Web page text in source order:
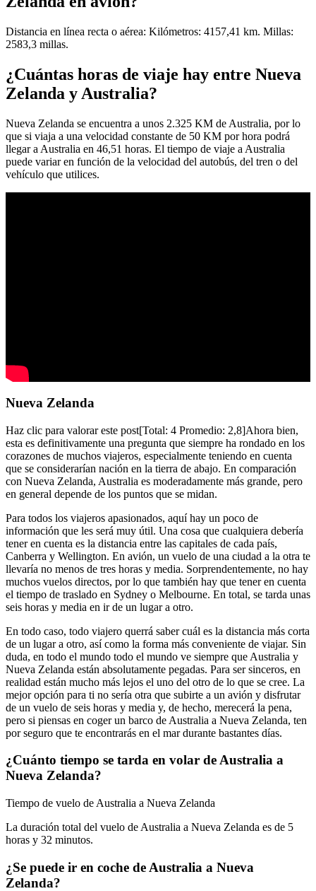
Distancia en línea recta o aérea: Kilómetros: 4157,41 km. Millas:
2583,3 millas.
¿Cuántas horas de viaje hay entre Nueva
Zelanda y Australia?
Nueva Zelanda se encuentra a unos 2.325 KM de Australia, por lo
que si viaja a una velocidad constante de 50 KM por hora podrá
llegar a Australia en 46,51 horas. El tiempo de viaje a Australia
puede variar en función de la velocidad del autobús, del tren o del
vehículo que utilices.
Nueva Zelanda
Haz clic para valorar este post[Total: 4 Promedio: 2,8]Ahora bien,
esta es definitivamente una pregunta que siempre ha rondado en los
corazones de muchos viajeros, especialmente teniendo en cuenta
que se considerarían nación en la tierra de abajo. En comparación
con Nueva Zelanda, Australia es moderadamente más grande, pero
en general depende de los puntos que se midan.
Para todos los viajeros apasionados, aquí hay un poco de
información que les será muy útil. Una cosa que cualquiera debería
tener en cuenta es la distancia entre las capitales de cada país,
Canberra y Wellington. En avión, un vuelo de una ciudad a la otra te
llevaría no menos de tres horas y media. Sorprendentemente, no hay
muchos vuelos directos, por lo que también hay que tener en cuenta
el tiempo de traslado en Sydney o Melbourne. En total, se tarda unas
seis horas y media en ir de un lugar a otro.
En todo caso, todo viajero querrá saber cuál es la distancia más corta
de un lugar a otro, así como la forma más conveniente de viajar. Sin
duda, en todo el mundo todo el mundo ve siempre que Australia y
Nueva Zelanda están absolutamente pegadas. Para ser sinceros, en
realidad están mucho más lejos el uno del otro de lo que se cree. La
mejor opción para ti no sería otra que subirte a un avión y disfrutar
de un vuelo de seis horas y media y, de hecho, merecerá la pena,
pero si piensas en coger un barco de Australia a Nueva Zelanda, ten
por seguro que te encontrarás en el mar durante bastantes días.
¿Cuánto tiempo se tarda en volar de Australia a
Nueva Zelanda?
Tiempo de vuelo de Australia a Nueva Zelanda
La duración total del vuelo de Australia a Nueva Zelanda es de 5
horas y 32 minutos.
¿Se puede ir en coche de Australia a Nueva
Zelanda?